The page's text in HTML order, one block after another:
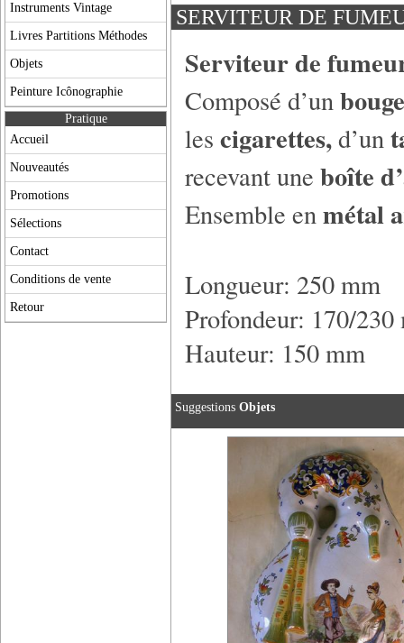
Instruments Vintage
Livres Partitions Méthodes
Objets
Peinture Icônographie
Pratique
Accueil
Nouveautés
Promotions
Sélections
Contact
Conditions de vente
Retour
SERVITEUR DE
Serviteur de
Composé d’un
les cigarettes,d’un
recevant une boîte
Ensemble enmétal
Longueur: 250 mm
Profondeur: 170/230
Hauteur: 150 mm
Suggestions Objets